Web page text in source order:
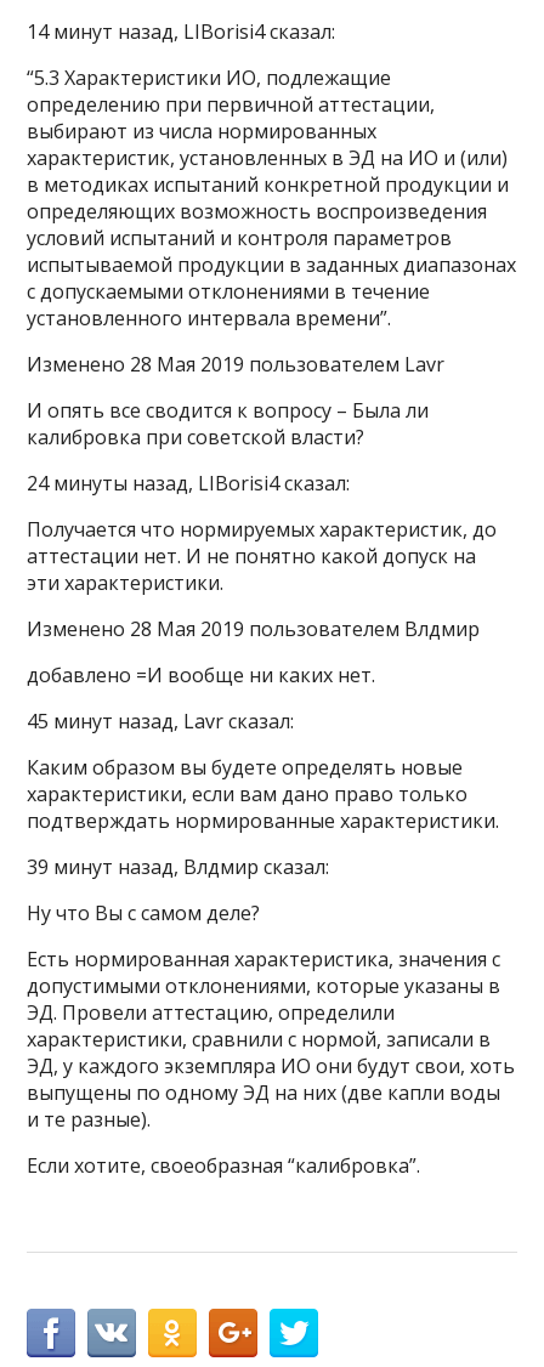
14 минут назад, LIBorisi4 сказал:
“5.3 Характеристики ИО, подлежащие
определению при первичной аттестации,
выбирают из числа нормированных
характеристик, установленных в ЭД на ИО и (или)
в методиках испытаний конкретной продукции и
определяющих возможность воспроизведения
условий испытаний и контроля параметров
испытываемой продукции в заданных диапазонах
с допускаемыми отклонениями в течение
установленного интервала времени”.
Изменено 28 Мая 2019 пользователем Lavr
И опять все сводится к вопросу – Была ли
калибровка при советской власти?
24 минуты назад, LIBorisi4 сказал:
Получается что нормируемых характеристик, до
аттестации нет. И не понятно какой допуск на
эти характеристики.
Изменено 28 Мая 2019 пользователем Влдмир
добавлено =И вообще ни каких нет.
45 минут назад, Lavr сказал:
Каким образом вы будете определять новые
характеристики, если вам дано право только
подтверждать нормированные характеристики.
39 минут назад, Влдмир сказал:
Ну что Вы с самом деле?
Есть нормированная характеристика, значения с
допустимыми отклонениями, которые указаны в
ЭД. Провели аттестацию, определили
характеристики, сравнили с нормой, записали в
ЭД, у каждого экземпляра ИО они будут свои, хоть
выпущены по одному ЭД на них (две капли воды
и те разные).
Если хотите, своеобразная “калибровка”.